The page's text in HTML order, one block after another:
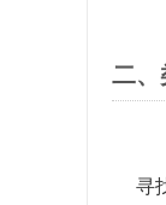
二、
寻